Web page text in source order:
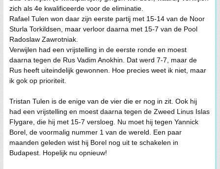
zich als 4e kwalificeerde voor de eliminatie.
Rafael Tulen won daar zijn eerste partij met 15-14 van de Noor
Sturla Torkildsen, maar verloor daarna met 15-7 van de Pool
Radoslaw Zawrotniak.
Verwijlen had een vrijstelling in de eerste ronde en moest
daarna tegen de Rus Vadim Anokhin. Dat werd 7-7, maar de
Rus heeft uiteindelijk gewonnen. Hoe precies weet ik niet, maar
ik gok op prioriteit.
Tristan Tulen is de enige van de vier die er nog in zit. Ook hij
had een vrijstelling en moest daarna tegen de Zweed Linus Islas
Flygare, die hij met 15-7 versloeg. Nu moet hij tegen Yannick
Borel, de voormalig nummer 1 van de wereld. Een paar
maanden geleden wist hij Borel nog uit te schakelen in
Budapest. Hopelijk nu opnieuw!